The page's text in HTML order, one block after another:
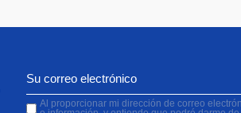
Al proporcionar mi dirección de correo